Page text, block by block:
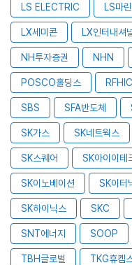
LS ELECTRIC LS마
LX세미콘 LX인터내셔
NH투자증권 NHN
POSCO홀딩스 RFHIC
SBS SFA반도체
SK가스 SK네트웍스
SK스퀘어 SK아이이테
SK이노베이션 SK이터
SK하이닉스 SKC
SNT에너지 SOOP
TBH글로벌 TKG휴켐